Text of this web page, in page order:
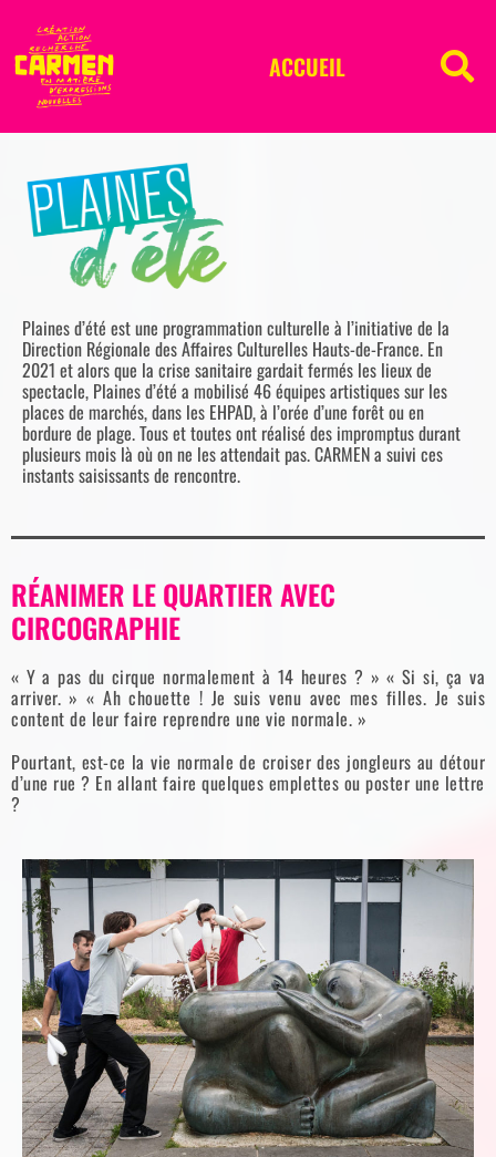
ACCUEIL
Plaines d’été est une programmation culturelle à l’initiative de la
Direction Régionale des Affaires Culturelles Hauts-de-France. En
2021 et alors que la crise sanitaire gardait fermés les lieux de
spectacle, Plaines d’été a mobilisé 46 équipes artistiques sur les
places de marchés, dans les EHPAD, à l’orée d’une forêt ou en
bordure de plage. Tous et toutes ont réalisé des impromptus durant
plusieurs mois là où on ne les attendait pas. CARMEN a suivi ces
instants saisissants de rencontre.
RÉANIMER LE QUARTIER AVEC
CIRCOGRAPHIE
« Y a pas du cirque normalement à 14 heures ? » « Si si, ça va
arriver. » « Ah chouette ! Je suis venu avec mes filles. Je suis
content de leur faire reprendre une vie normale. »
Pourtant, est-ce la vie normale de croiser des jongleurs au détour
d’une rue ? En allant faire quelques emplettes ou poster une lettre
?